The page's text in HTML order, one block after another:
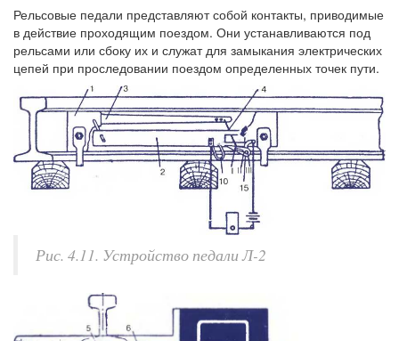
Рельсовые педали представляют собой контакты, приводимые
в действие проходящим поездом. Они устанавливаются под
рельсами или сбоку их и служат для замыкания электрических
цепей при проследовании поездом определенных точек пути.
Рис. 4.11. Устройство педали Л-2